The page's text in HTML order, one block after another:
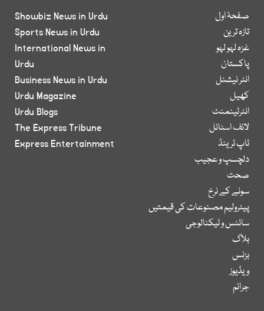
صفحۂ اول
تازہ ترین
غزہ لہو لہو
پاکستان
انٹر نیشنل
کھیل
انٹرٹینمنٹ
لائف اسٹائل
ٹاپ ٹرینڈ
دلچسپ و عجیب
صحت
سونے کے نرخ
پیٹرولیم مصنوعات کی قیمتیں
سائنس و ٹیکنالوجی
بلاگ
بزنس
ویڈیوز
جرائم
Showbiz News in Urdu
Sports News in Urdu
International News in
Urdu
Business News in Urdu
Urdu Magazine
Urdu Blogs
The Express Tribune
Express Entertainment